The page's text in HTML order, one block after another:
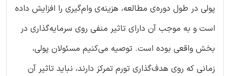
پولی در طول دوره‌ی مطالعه، هزینه‌ی وام‌گیری را افزایش داده
است و به موجب آن دارای تاثیر منفی روی سرمایه‌گذاری در
بخش واقعی بوده است. توصیه می‌کنیم مسئولان پولی،
زمانی که روی هدف‌گذاری تورم تمرکز دارند، نباید تاثیر آن